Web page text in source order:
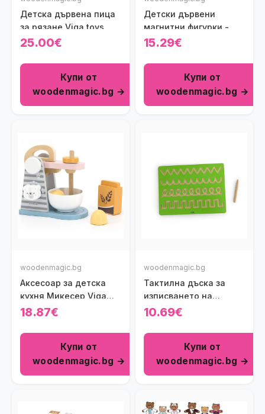
Детска дървена пица
за рязане Viga toys
25.00€
Купи от
woodenmagic.bg →
Детски дървени
магнитни фигурки -
Животни Viga toys
15.29€
Купи от
woodenmagic.bg →
woodenmagic.bg
Аксесоар за детска
кухня Микесер Viga
toys
18.87€
Купи от
woodenmagic.bg →
woodenmagic.bg
Тактилна дъска за
изписването на
графични модели
10.69€
Купи от
woodenmagic.bg →